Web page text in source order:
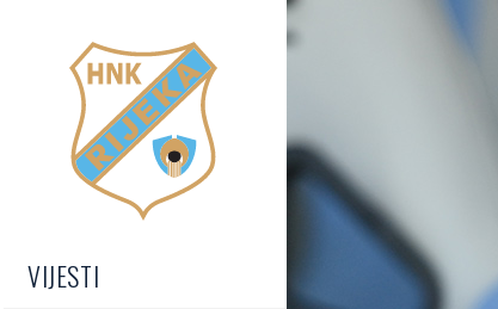
VIJESTI